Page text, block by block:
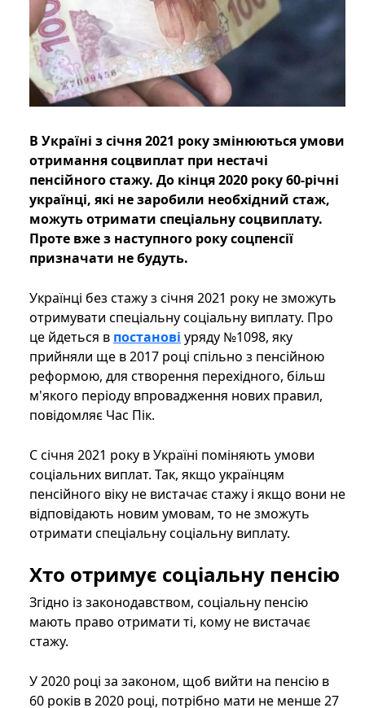
В Україні з січня 2021 року змінюються умови
отримання соцвиплат при нестачі
пенсійного стажу. До кінця 2020 року 60-річні
українці, які не заробили необхідний стаж,
можуть отримати спеціальну соцвиплату.
Проте вже з наступного року соцпенсії
призначати не будуть.
Українці без стажу з січня 2021 року не зможуть
отримувати спеціальну соціальну виплату. Про
це йдеться в постанові уряду №1098, яку
прийняли ще в 2017 році спільно з пенсійною
реформою, для створення перехідного, більш
м'якого періоду впровадження нових правил,
повідомляє Час Пік.
C січня 2021 року в Україні поміняють умови
соціальних виплат. Так, якщо українцям
пенсійного віку не вистачає стажу і якщо вони не
відповідають новим умовам, то не зможуть
отримати спеціальну соціальну виплату.
Хто отримує соціальну пенсію
Згідно із законодавством, соціальну пенсію
мають право отримати ті, кому не вистачає
стажу.
У 2020 році за законом, щоб вийти на пенсію в
60 років в 2020 році, потрібно мати не менше 27